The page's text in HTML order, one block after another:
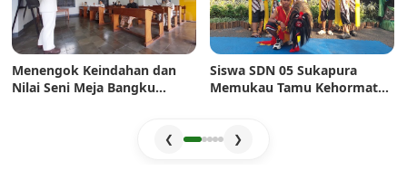
Menengok Keindahan dan
Nilai Seni Meja Bangku
Siswa SDN 05 Sukapura
Memukau Tamu Kehormatan
❮ ❯